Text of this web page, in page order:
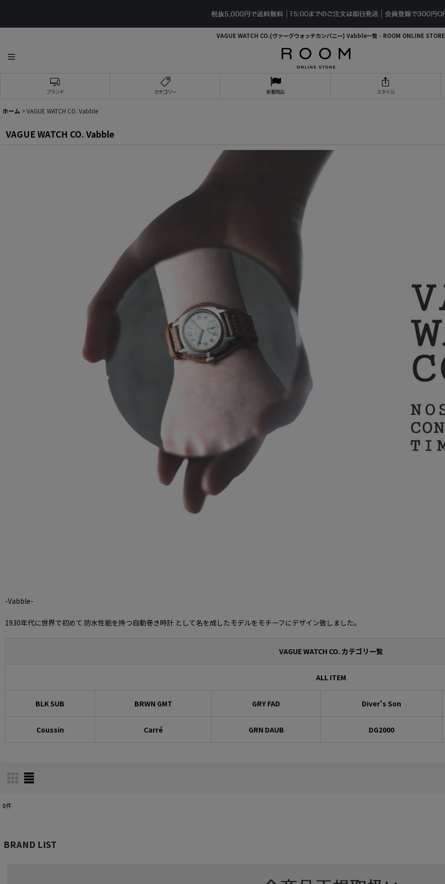
VAGUE WATCH CO.(ヴァーグウォッチカンパニー) Vabble一覧 - ROOM ONLINE STORE
ブランド カテゴリー 新着商品 スタイル
ホーム >VAGUE WATCH CO. Vabble
VAGUE WATCH CO. Vabble
-Vabble-
1930年代に世界で初めて 防水性能を持つ自動巻き時計 として名を成したモデルをモチーフにデザイン致しました。
VAGUE WATCH CO. カテゴリ一覧
ALL ITEM
BLK SUB BRWN GMT GRY FAD Diver's Son
Coussin Carré GRN DAUB DG2000
在庫あり
0件
BRAND LIST